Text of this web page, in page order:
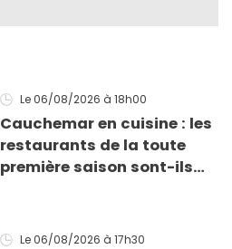
Le 06/08/2026 à 18h00
Cauchemar en cuisine : les
restaurants de la toute
première saison sont-ils
Le 06/08/2026 à 17h30